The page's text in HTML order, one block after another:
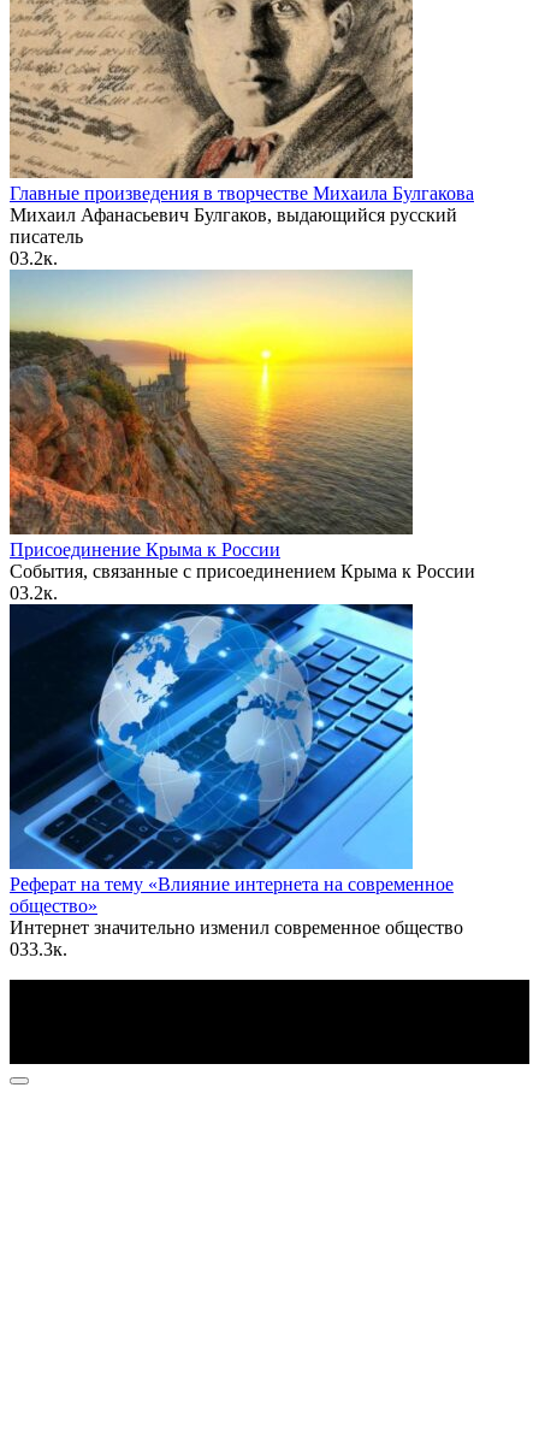
Главные произведения в творчестве Михаила Булгакова
Михаил Афанасьевич Булгаков, выдающийся русский
писатель
03.2к.
Присоединение Крыма к России
События, связанные с присоединением Крыма к России
03.2к.
Реферат на тему «Влияние интернета на современное
общество»
Интернет значительно изменил современное общество
033.3к.